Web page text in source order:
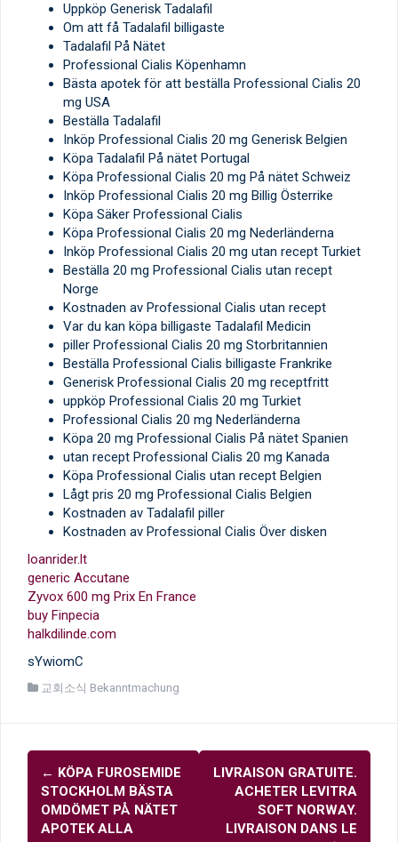
Uppköp Generisk Tadalafil
Om att få Tadalafil billigaste
Tadalafil På Nätet
Professional Cialis Köpenhamn
Bästa apotek för att beställa Professional Cialis 20
mg USA
Beställa Tadalafil
Inköp Professional Cialis 20 mg Generisk Belgien
Köpa Tadalafil På nätet Portugal
Köpa Professional Cialis 20 mg På nätet Schweiz
Inköp Professional Cialis 20 mg Billig Österrike
Köpa Säker Professional Cialis
Köpa Professional Cialis 20 mg Nederländerna
Inköp Professional Cialis 20 mg utan recept Turkiet
Beställa 20 mg Professional Cialis utan recept
Norge
Kostnaden av Professional Cialis utan recept
Var du kan köpa billigaste Tadalafil Medicin
piller Professional Cialis 20 mg Storbritannien
Beställa Professional Cialis billigaste Frankrike
Generisk Professional Cialis 20 mg receptfritt
uppköp Professional Cialis 20 mg Turkiet
Professional Cialis 20 mg Nederländerna
Köpa 20 mg Professional Cialis På nätet Spanien
utan recept Professional Cialis 20 mg Kanada
Köpa Professional Cialis utan recept Belgien
Lågt pris 20 mg Professional Cialis Belgien
Kostnaden av Tadalafil piller
Kostnaden av Professional Cialis Över disken
loanrider.lt
generic Accutane
Zyvox 600 mg Prix En France
buy Finpecia
halkdilinde.com
sYwiomC
교회소식 Bekanntmachung
글
내
비
← KÖPA FUROSEMIDE
STOCKHOLM BÄSTA
OMDÖMET PÅ NÄTET
APOTEK ALLA
LIVRAISON GRATUITE.
ACHETER LEVITRA
SOFT NORWAY.
LIVRAISON DANS LE